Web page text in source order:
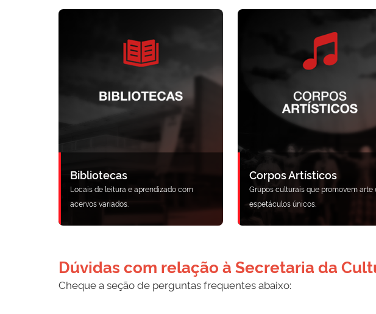
Bibliotecas
Locais de leitura e aprendizado com
acervos variados.
Corpos Artísticos
Grupos culturais que promovem arte
espetáculos únicos.
Dúvidas com relação à Secretaria da
Cheque a seção de perguntas frequentes abaixo: